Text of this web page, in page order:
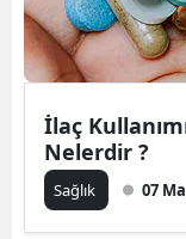
İlaç
Nelerdir ?
Sağlık 07